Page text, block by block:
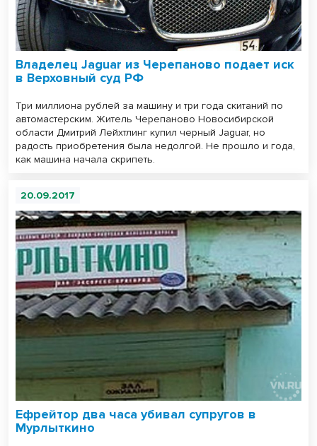
Владелец Jaguar из Черепаново подает иск
в Верховный суд РФ
Три миллиона рублей за машину и три года скитаний по
автомастерским. Житель Черепаново Новосибирской
области Дмитрий Лейхтлинг купил черный Jaguar, но
радость приобретения была недолгой. Не прошло и года,
как машина начала скрипеть.
20.09.2017
Ефрейтор два часа убивал супругов в
Мурлыткино